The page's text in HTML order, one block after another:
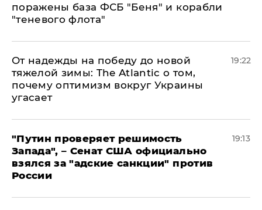
поражены база ФСБ "Беня" и корабли
"теневого флота"
От надежды на победу до новой
тяжелой зимы: The Atlantic о том,
почему оптимизм вокруг Украины
угасает
19:22
"Путин проверяет решимость
Запада", – Сенат США официально
взялся за "адские санкции" против
России
19:13